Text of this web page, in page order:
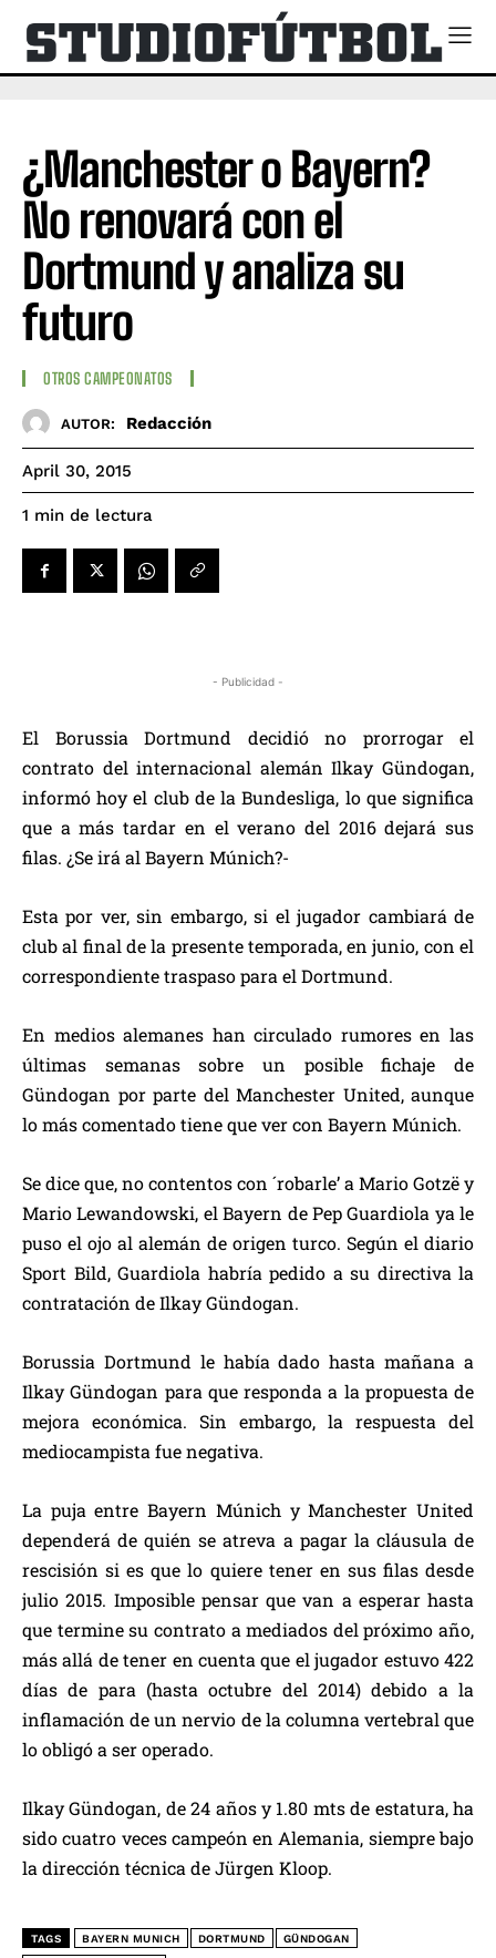
¿Manchester o Bayern?
No renovará con el
Dortmund y analiza su
futuro
OTROS CAMPEONATOS
AUTOR: Redacción
April 30, 2015
1 min de lectura
- Publicidad -
El Borussia Dortmund decidió no prorrogar el
contrato del internacional alemán Ilkay Gündogan,
informó hoy el club de la Bundesliga, lo que significa
que a más tardar en el verano del 2016 dejará sus
filas. ¿Se irá al Bayern Múnich?-
Esta por ver, sin embargo, si el jugador cambiará de
club al final de la presente temporada, en junio, con el
correspondiente traspaso para el Dortmund.
En medios alemanes han circulado rumores en las
últimas semanas sobre un posible fichaje de
Gündogan por parte del Manchester United, aunque
lo más comentado tiene que ver con Bayern Múnich.
Se dice que, no contentos con ´robarle’ a Mario Gotzë y
Mario Lewandowski, el Bayern de Pep Guardiola ya le
puso el ojo al alemán de origen turco. Según el diario
Sport Bild, Guardiola habría pedido a su directiva la
contratación de Ilkay Gündogan.
Borussia Dortmund le había dado hasta mañana a
Ilkay Gündogan para que responda a la propuesta de
mejora económica. Sin embargo, la respuesta del
mediocampista fue negativa.
La puja entre Bayern Múnich y Manchester United
dependerá de quién se atreva a pagar la cláusula de
rescisión si es que lo quiere tener en sus filas desde
julio 2015. Imposible pensar que van a esperar hasta
que termine su contrato a mediados del próximo año,
más allá de tener en cuenta que el jugador estuvo 422
días de para (hasta octubre del 2014) debido a la
inflamación de un nervio de la columna vertebral que
lo obligó a ser operado.
Ilkay Gündogan, de 24 años y 1.80 mts de estatura, ha
sido cuatro veces campeón en Alemania, siempre bajo
la dirección técnica de Jürgen Kloop.
TAGS BAYERN MUNICH DORTMUND GÜNDOGAN